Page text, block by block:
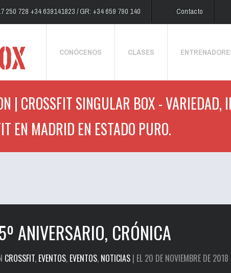
250 728 +34 639141823 / GR: +34 659 790 140 Contacto
CONÓCENOS CLASES
| CROSSFIT SINGULAR BOX - VARIEDAD,
EN MADRID EN ESTADO PURO.
ANIVERSARIO, CRÓNICA
CROSSFIT, EVENTOS, EVENTOS, NOTICIAS | EL 20 DE NOVIEMBRE DE 2018